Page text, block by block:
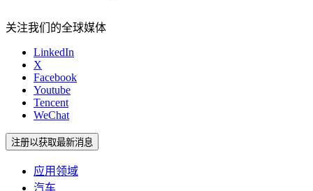
关注我们的全球媒体
LinkedIn
X
Facebook
Youtube
Tencent
WeChat
注册以获取最新消息
应用领域
汽车